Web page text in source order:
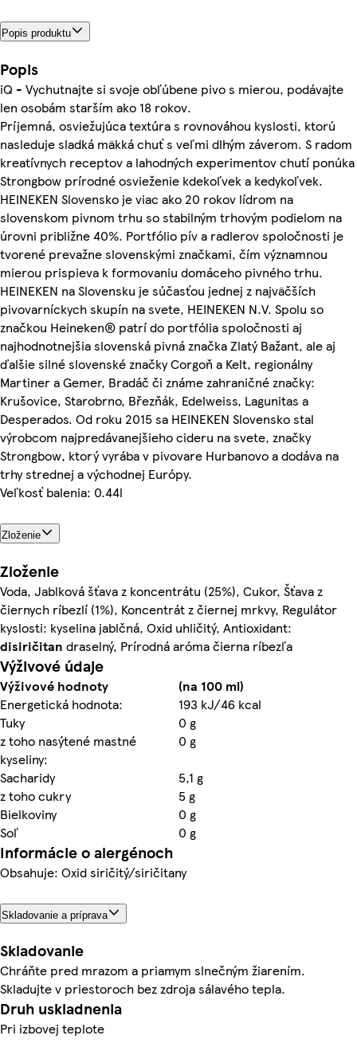
Popis produktu
Popis
iQ - Vychutnajte si svoje obľúbene pivo s mierou, podávajte
len osobám starším ako 18 rokov.
Príjemná, osviežujúca textúra s rovnováhou kyslosti, ktorú
nasleduje sladká mäkká chuť s veľmi dlhým záverom. S radom
kreatívnych receptov a lahodných experimentov chutí ponúka
Strongbow prírodné osvieženie kdekoľvek a kedykoľvek.
HEINEKEN Slovensko je viac ako 20 rokov lídrom na
slovenskom pivnom trhu so stabilným trhovým podielom na
úrovni približne 40%. Portfólio pív a radlerov spoločnosti je
tvorené prevažne slovenskými značkami, čím významnou
mierou prispieva k formovaniu domáceho pivného trhu.
HEINEKEN na Slovensku je súčasťou jednej z najväčších
pivovarníckych skupín na svete, HEINEKEN N.V. Spolu so
značkou Heineken® patrí do portfólia spoločnosti aj
najhodnotnejšia slovenská pivná značka Zlatý Bažant, ale aj
ďalšie silné slovenské značky Corgoň a Kelt, regionálny
Martiner a Gemer, Bradáč či známe zahraničné značky:
Krušovice, Starobrno, Březňák, Edelweiss, Lagunitas a
Desperados. Od roku 2015 sa HEINEKEN Slovensko stal
výrobcom najpredávanejšieho cideru na svete, značky
Strongbow, ktorý vyrába v pivovare Hurbanovo a dodáva na
trhy strednej a východnej Európy.
Veľkosť balenia: 0.44l
Zloženie
Zloženie
Voda, Jablková šťava z koncentrátu (25%), Cukor, Šťava z
čiernych ríbezlí (1%), Koncentrát z čiernej mrkvy, Regulátor
kyslosti: kyselina jablčná, Oxid uhličitý, Antioxidant:
disiričitan draselný, Prírodná aróma čierna ríbezľa
Výživové údaje
Výživové hodnoty
(na 100 ml)
Energetická hodnota:
193 kJ/46 kcal
Tuky
0 g
z toho nasýtené mastné
kyseliny:
0 g
Sacharidy
5,1 g
z toho cukry
5 g
Bielkoviny
0 g
Soľ
0 g
Informácie o alergénoch
Obsahuje: Oxid siričitý/siričitany
Skladovanie a príprava
Skladovanie
Chráňte pred mrazom a priamym slnečným žiarením.
Skladujte v priestoroch bez zdroja sálavého tepla.
Druh uskladnenia
Pri izbovej teplote